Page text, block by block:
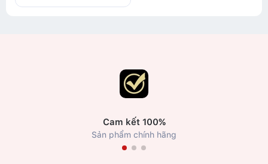
Cam kết 100%
Sản phẩm chính hãng